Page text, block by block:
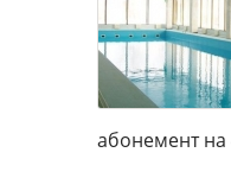
абонемент на